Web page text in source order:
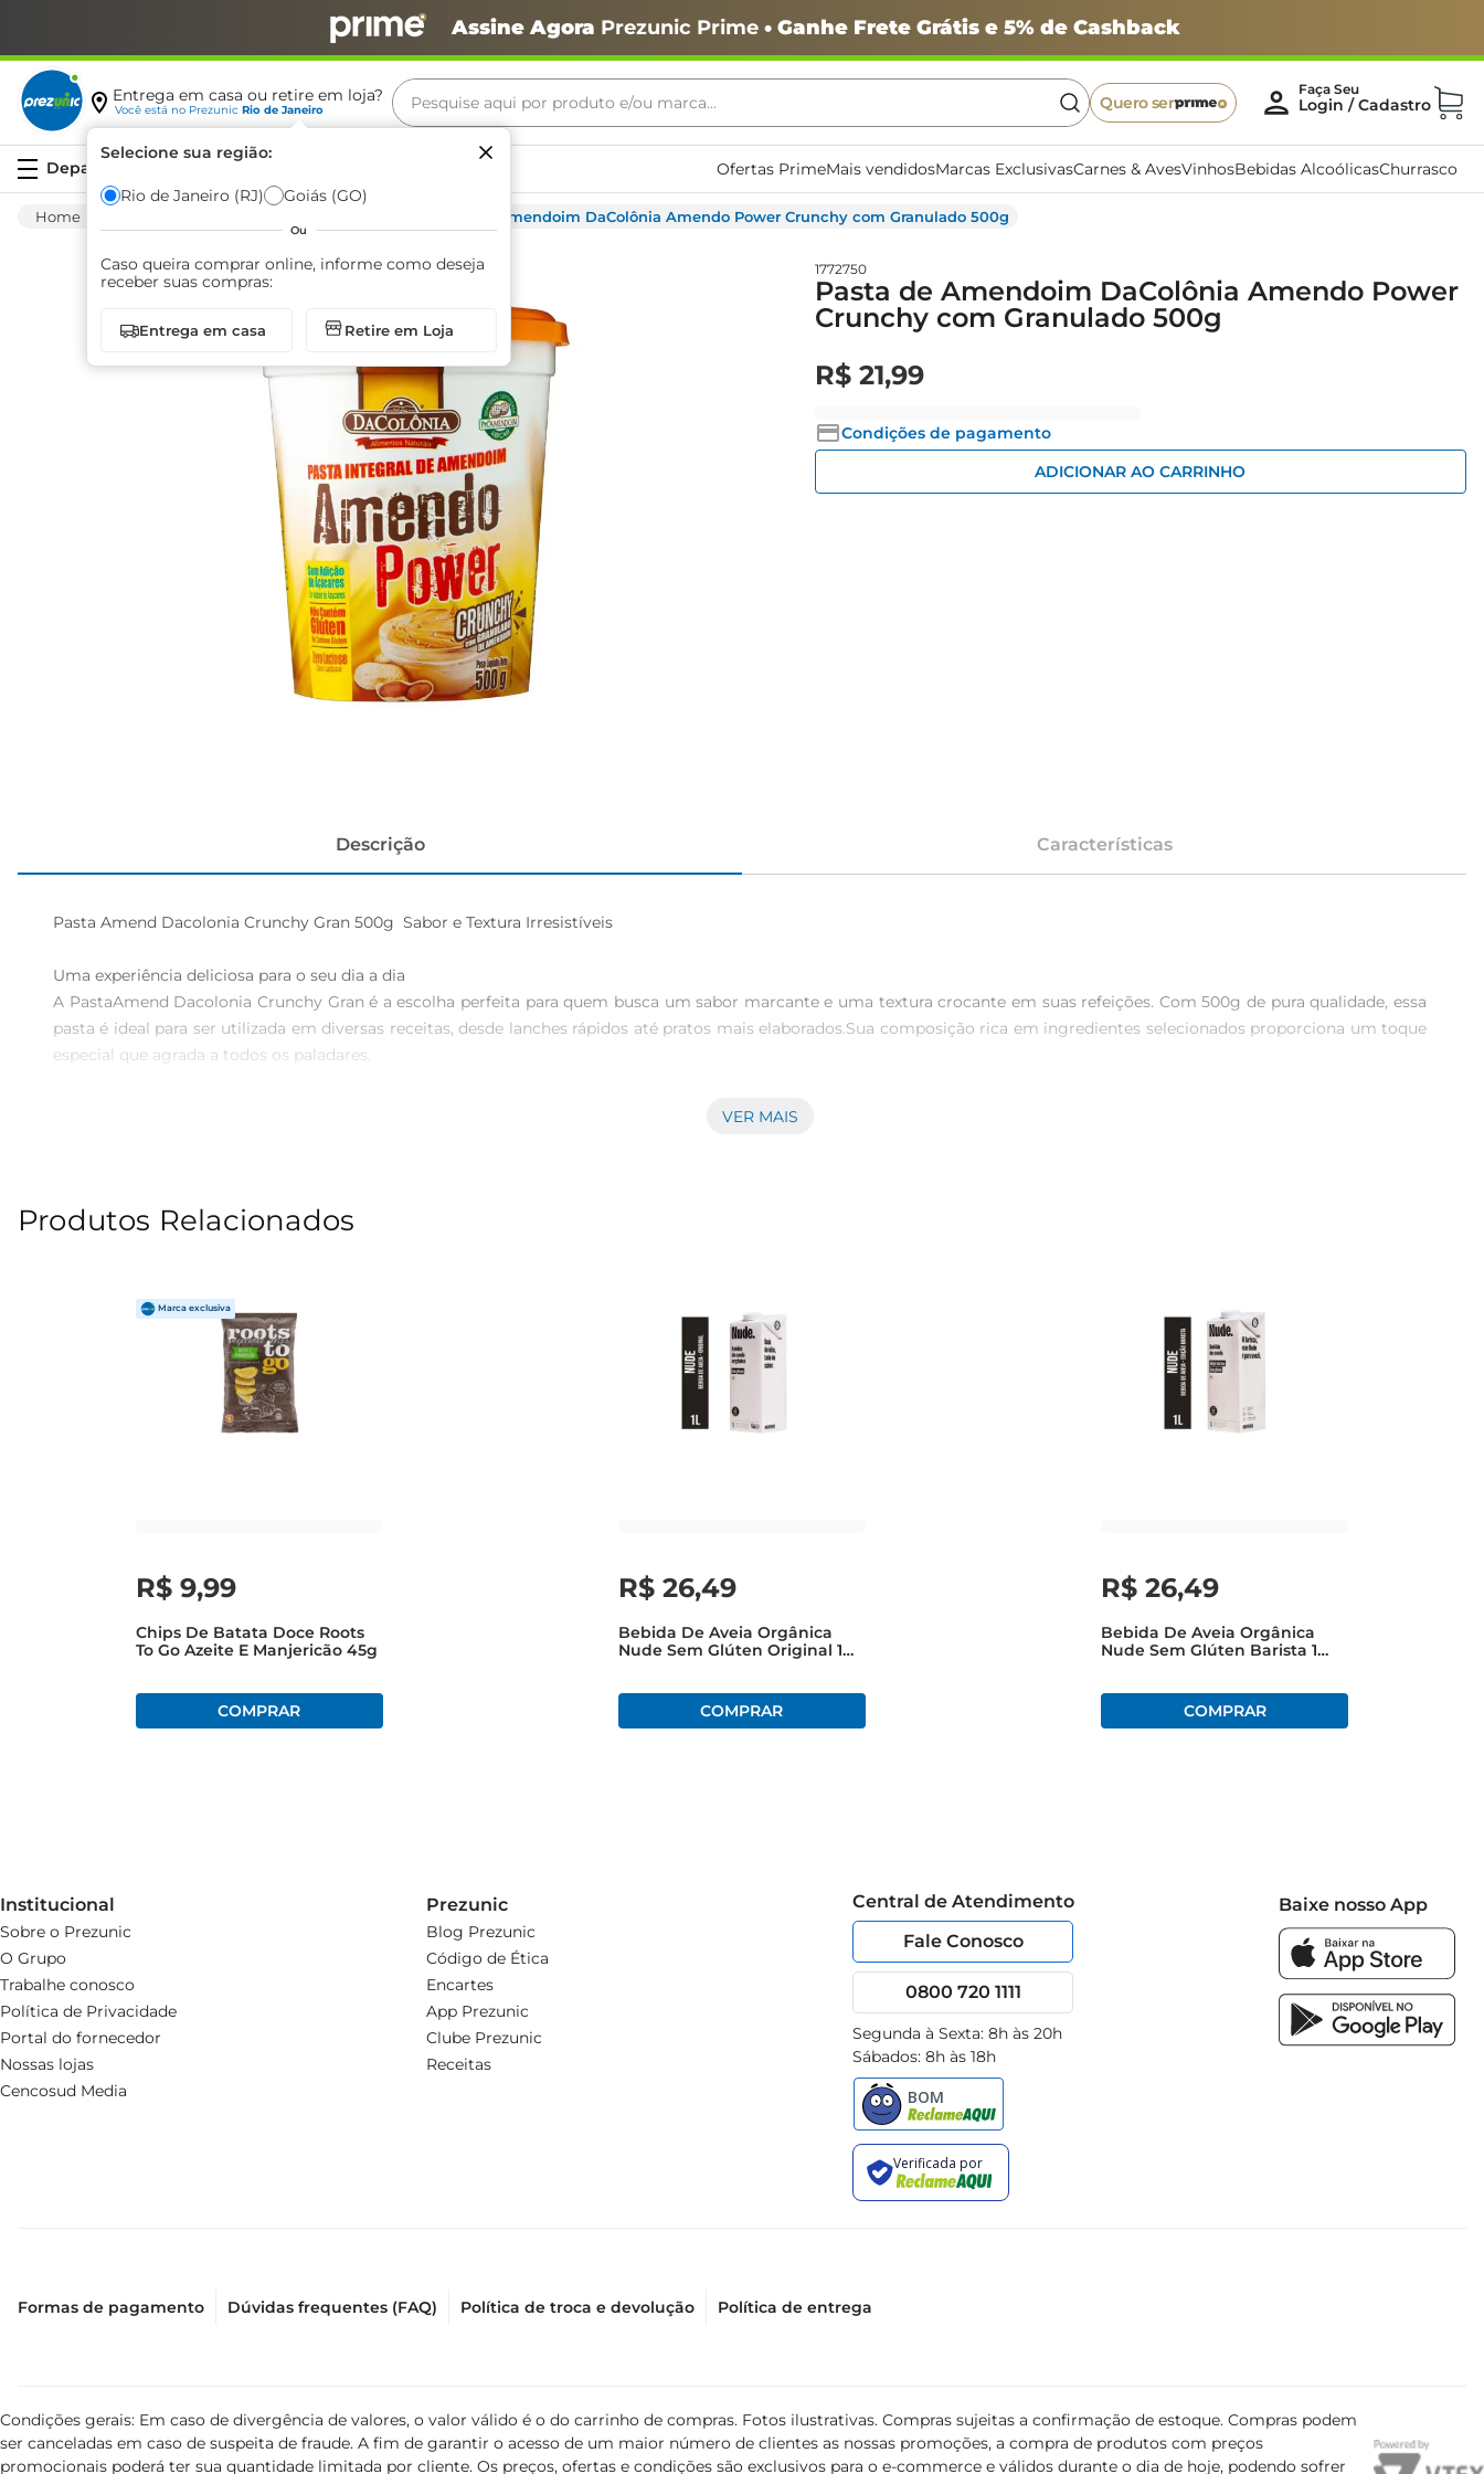
Assine Agora Prezunic Prime• Ganhe Frete Grátis e 5% de Cashback
Entrega em casa ou retire em loja?
Você está no Prezunic Rio de Janeiro
Selecione sua região:
Rio de Janeiro (RJ) Goiás (GO)
Ou
Caso queira comprar online, informe como deseja
receber suas compras:
Entrega em casa Retire em Loja
Pesquise aqui por produto e/ou marca...
Quero ser
Ofertas PrimeMais vendidosMarcas ExclusivasCarnes & AvesVinhosBebidas AlcoólicasChurrasco
Pasta de Amendoim DaColônia Amendo Power Crunchy com Granulado 500g
1772750
Pasta de Amendoim DaColônia Amendo Power
Crunchy com Granulado 500g
R$ 21,99
Condições de pagamento
ADICIONAR AO CARRINHO
Descrição Características
Pasta Amend Dacolonia Crunchy Gran 500g  Sabor e Textura Irresistíveis
Uma experiência deliciosa para o seu dia a dia
A PastaAmend Dacolonia Crunchy Gran é a escolha perfeita para quem busca um sabor marcante e uma textura crocante em suas refeições. Com 500g de pura qualidade, essa
pasta é ideal para ser utilizada em diversas receitas, desde lanches rápidos até pratos mais elaborados.Sua composição rica em ingredientes selecionados proporciona um toque
especial que agrada a todos os paladares.
surpreendem.
Uma escolha consciente
Optar pela Pasta Amend Dacolonia Crunchy Gran é também fazer uma escolha consciente em relação à sua alimentação. Com ingredientes de qualidade e sem adição de
conservantes, essa pasta é uma opção saudável que se encaixa em diferentes estilos de vida,seja você um amante de fitness ou apenas alguém que aprecia uma boa comida.
VER MAIS
Produtos Relacionados
R$ 9,99
Chips De Batata Doce Roots
To Go Azeite E Manjericão 45g
R$ 26,49
Bebida De Aveia Orgânica
Nude Sem Glúten Original 1
R$ 26,49
Bebida De Aveia Orgânica
Nude Sem Glúten Barista 1
Institucional
Sobre o Prezunic
O Grupo
Trabalhe conosco
Política de Privacidade
Portal do fornecedor
Nossas lojas
Cencosud Media
Prezunic
Blog Prezunic
Código de Ética
Encartes
App Prezunic
Clube Prezunic
Receitas
Central de Atendimento
Fale Conosco
0800 720 1111
Segunda à Sexta: 8h às 20h
Sábados: 8h às 18h
Baixe nosso App
Formas de pagamento Dúvidas frequentes (FAQ) Política de troca e devolução Política de entrega
Condições gerais: Em caso de divergência de valores, o valor válido é o do carrinho de compras. Fotos ilustrativas. Compras sujeitas a confirmação de estoque. Compras podem
ser canceladas em caso de suspeita de fraude. A fim de garantir o acesso de um maior número de clientes as nossas promoções, a compra de produtos com preços
promocionais poderá ter sua quantidade limitada por cliente. Os preços, ofertas e condições são exclusivos para o e-commerce e válidos durante o dia de hoje, podendo sofrer
Termos mais buscados
café
biscoito
azeite
arroz
iogurte
papel higiênico
cerveja